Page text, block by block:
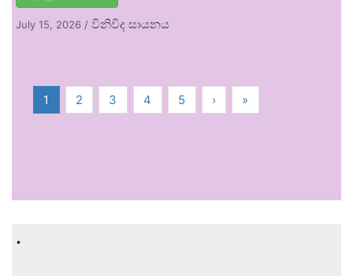
July 15, 2026 / විනිවිද සායනය
1 2 3 4 5 › »
.